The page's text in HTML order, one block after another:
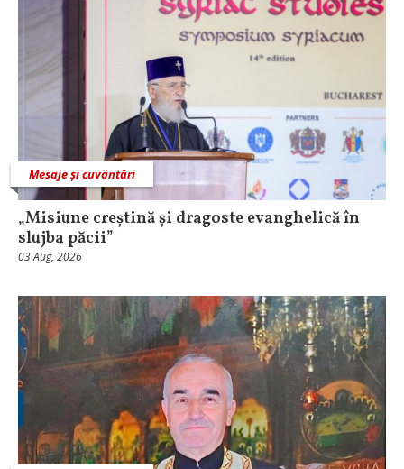
Mesaje și cuvântări
„Misiune creștină și dragoste evanghelică în
slujba păcii”
03 Aug, 2026